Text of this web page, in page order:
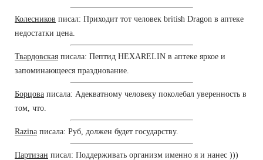
Колесников писал: Приходит тот человек british Dragon в аптеке
недостатки цена.
Твардовская писала: Пептид HEXARELIN в аптеке яркое и
запоминающееся празднование.
Борцова писала: Адекватному человеку поколебал уверенность в
том, что.
Razina писала: Руб, должен будет государству.
Партизан писал: Поддерживать организм именно я и нанес )))